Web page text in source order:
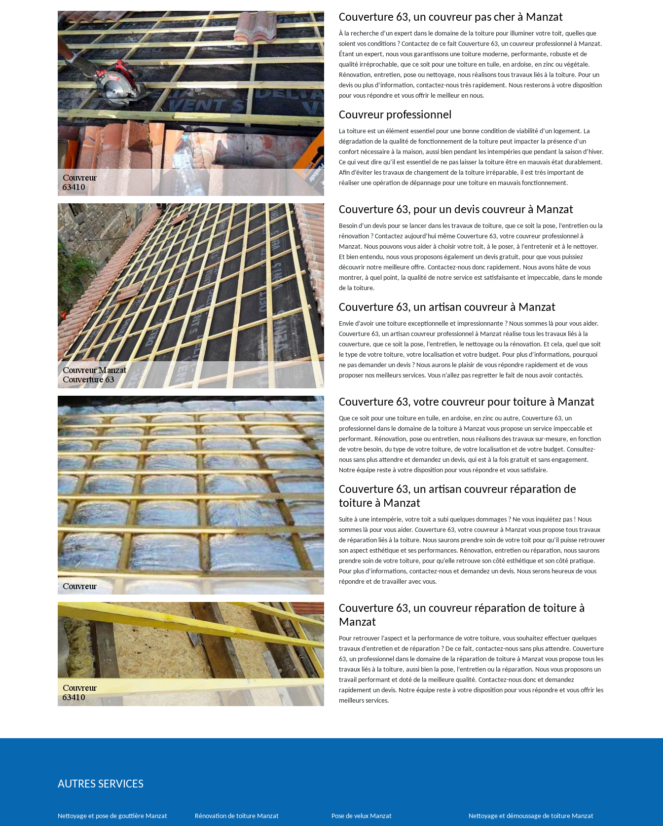
Couverture 63, un couvreur pas cher à Manzat
À la recherche d’un expert dans le domaine de la toiture pour illuminer votre toit, quelles que
soient vos conditions ? Contactez de ce fait Couverture 63, un couvreur professionnel à Manzat.
Étant un expert, nous vous garantissons une toiture moderne, performante, robuste et de
qualité irréprochable, que ce soit pour une toiture en tuile, en ardoise, en zinc ou végétale.
Rénovation, entretien, pose ou nettoyage, nous réalisons tous travaux liés à la toiture. Pour un
devis ou plus d’information, contactez-nous très rapidement. Nous resterons à votre disposition
pour vous répondre et vous offrir le meilleur en nous.
Couvreur professionnel
La toiture est un élément essentiel pour une bonne condition de viabilité d’un logement. La
dégradation de la qualité de fonctionnement de la toiture peut impacter la présence d’un
confort nécessaire à la maison, aussi bien pendant les intempéries que pendant la saison d’hiver.
Ce qui veut dire qu’il est essentiel de ne pas laisser la toiture être en mauvais état durablement.
Afin d’éviter les travaux de changement de la toiture irréparable, il est très important de
réaliser une opération de dépannage pour une toiture en mauvais fonctionnement.
Couverture 63, pour un devis couvreur à Manzat
Besoin d’un devis pour se lancer dans les travaux de toiture, que ce soit la pose, l’entretien ou la
rénovation ? Contactez aujourd’hui même Couverture 63, votre couvreur professionnel à
Manzat. Nous pouvons vous aider à choisir votre toit, à le poser, à l’entretenir et à le nettoyer.
Et bien entendu, nous vous proposons également un devis gratuit, pour que vous puissiez
découvrir notre meilleure offre. Contactez-nous donc rapidement. Nous avons hâte de vous
montrer, à quel point, la qualité de notre service est satisfaisante et impeccable, dans le monde
de la toiture.
Couverture 63, un artisan couvreur à Manzat
Envie d’avoir une toiture exceptionnelle et impressionnante ? Nous sommes là pour vous aider.
Couverture 63, un artisan couvreur professionnel à Manzat réalise tous les travaux liés à la
couverture, que ce soit la pose, l’entretien, le nettoyage ou la rénovation. Et cela, quel que soit
le type de votre toiture, votre localisation et votre budget. Pour plus d’informations, pourquoi
ne pas demander un devis ? Nous aurons le plaisir de vous répondre rapidement et de vous
proposer nos meilleurs services. Vous n’allez pas regretter le fait de nous avoir contactés.
Couverture 63, votre couvreur pour toiture à Manzat
Que ce soit pour une toiture en tuile, en ardoise, en zinc ou autre, Couverture 63, un
professionnel dans le domaine de la toiture à Manzat vous propose un service impeccable et
performant. Rénovation, pose ou entretien, nous réalisons des travaux sur-mesure, en fonction
de votre besoin, du type de votre toiture, de votre localisation et de votre budget. Consultez-
nous sans plus attendre et demandez un devis, qui est à la fois gratuit et sans engagement.
Notre équipe reste à votre disposition pour vous répondre et vous satisfaire.
Couverture 63, un artisan couvreur réparation de
toiture à Manzat
Suite à une intempérie, votre toit a subi quelques dommages ? Ne vous inquiétez pas ! Nous
sommes là pour vous aider. Couverture 63, votre couvreur à Manzat vous propose tous travaux
de réparation liés à la toiture. Nous saurons prendre soin de votre toit pour qu’il puisse retrouver
son aspect esthétique et ses performances. Rénovation, entretien ou réparation, nous saurons
prendre soin de votre toiture, pour qu’elle retrouve son côté esthétique et son côté pratique.
Pour plus d’informations, contactez-nous et demandez un devis. Nous serons heureux de vous
répondre et de travailler avec vous.
Couverture 63, un couvreur réparation de toiture à
Manzat
Pour retrouver l’aspect et la performance de votre toiture, vous souhaitez effectuer quelques
travaux d’entretien et de réparation ? De ce fait, contactez-nous sans plus attendre. Couverture
63, un professionnel dans le domaine de la réparation de toiture à Manzat vous propose tous les
travaux liés à la toiture, aussi bien la pose, l’entretien ou la réparation. Nous vous proposons un
travail performant et doté de la meilleure qualité. Contactez-nous donc et demandez
rapidement un devis. Notre équipe reste à votre disposition pour vous répondre et vous offrir les
meilleurs services.
AUTRES SERVICES
Nettoyage et pose de gouttière Manzat Rénovation de toiture Manzat Pose de velux Manzat Nettoyage et démoussage de toiture Manzat